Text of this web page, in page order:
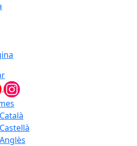
Català
Castellà
Anglès